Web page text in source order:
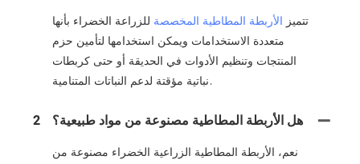
تتميز الأربطة المطاطية المخصصة للزراعة الخضراء بأنها
متعددة الاستخدامات ويمكن استخدامها لتأمين حزم
المنتجات وتنظيم الأدوات في الحديقة أو حتى كربطات
نباتية مؤقتة لدعم النباتات المتنامية.
2 هل الأربطة المطاطية مصنوعة من مواد طبيعية؟
نعم، الأربطة المطاطية الزراعية الخضراء مصنوعة من